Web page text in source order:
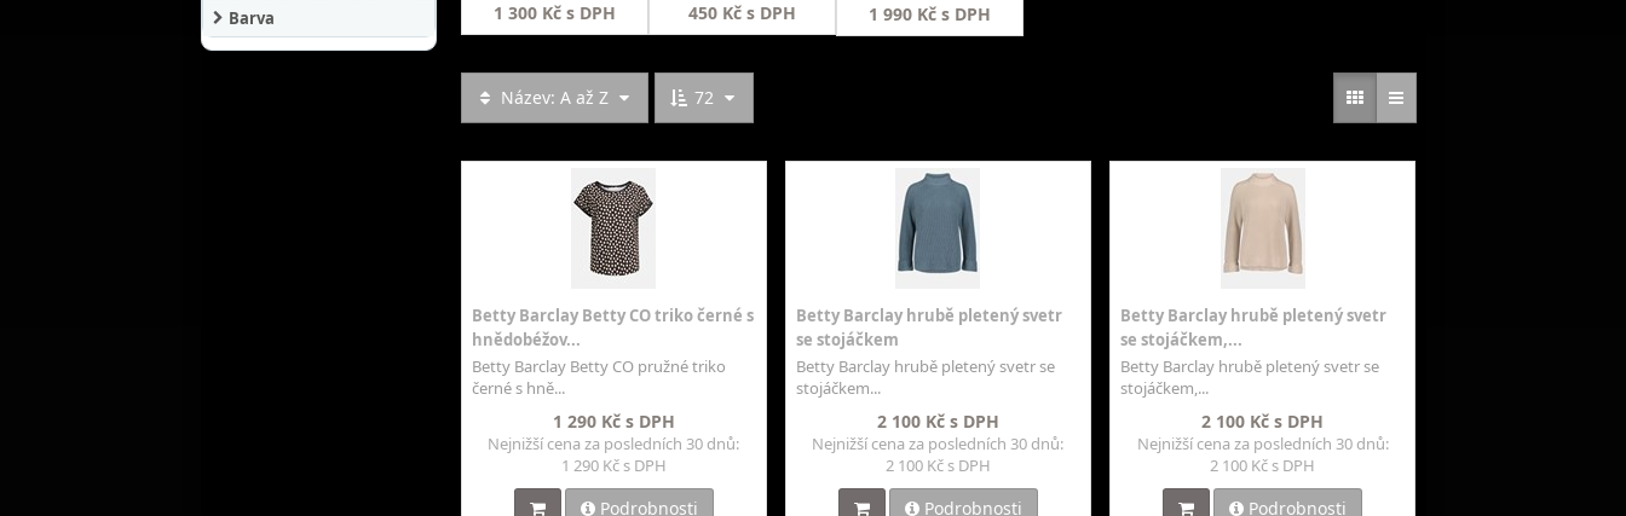
Barva
1 300 Kč s DPH 450 Kč s DPH 1 990 Kč s DPH
Název: A až Z 72
Betty Barclay Betty CO triko černé s
hnědobéžov...
Betty Barclay Betty CO pružné triko
černé s hně...
1 290 Kč s DPH
Nejnižší cena za posledních 30 dnů:
1 290 Kč s DPH
Podrobnosti
Betty Barclay hrubě pletený svetr
se stojáčkem
Betty Barclay hrubě pletený svetr se
stojáčkem...
2 100 Kč s DPH
Nejnižší cena za posledních 30 dnů:
2 100 Kč s DPH
Podrobnosti
Betty Barclay hrubě pletený svetr
se stojáčkem,...
Betty Barclay hrubě pletený svetr se
stojáčkem,...
2 100 Kč s DPH
Nejnižší cena za posledních 30 dnů:
2 100 Kč s DPH
Podrobnosti